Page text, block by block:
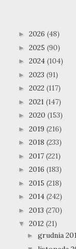
► 2026 (48)
► 2025 (90)
► 2024 (104)
► 2023 (91)
► 2022 (117)
► 2021 (147)
► 2020 (153)
► 2019 (216)
► 2018 (233)
► 2017 (221)
► 2016 (183)
► 2015 (218)
► 2014 (242)
► 2013 (270)
▼ 2012 (21)
► grudnia